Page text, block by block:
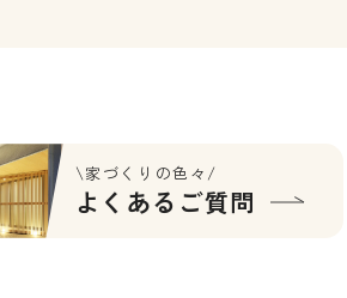
\家づくりの色々/
よくあるご質問